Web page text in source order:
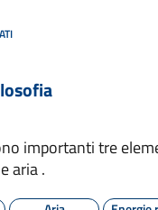
importanti tre
aria .